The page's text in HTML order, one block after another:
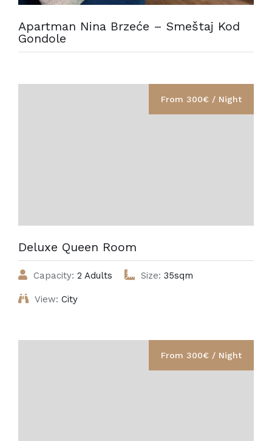
Apartman Nina Brzeće – Smeštaj Kod
Gondole
From 300€ / Night
Deluxe Queen Room
Capacity: 2 Adults Size: 35sqm
View: City
From 300€ / Night